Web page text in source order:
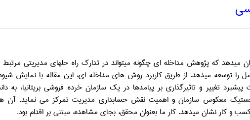
می­دهد که پژوهش مداخله ­ای چگونه می­تواند در تدارک راه حل­های مدیریتی
را توسعه می­دهد. از طریق کاربرد روش­ های مداخله­ ای، این مقاله با نمایش
تغییر و تاثیرگذاری بر پیامدها در یک سازمان خرده فروشی بریتانیا،
معکوس سازمان و اهمیت نقش حسابداری مدیریت تمرکز می­ نماید. آن
و کار نشان می­دهد. کار ما بعنوان محقق، بجای مشاهده، مبتنی بر اقدام بود.